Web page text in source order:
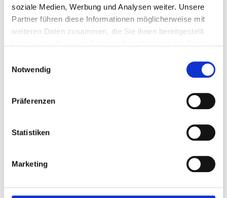
soziale Medien, Werbung und Analysen weiter. Unsere
Partner führen diese Informationen möglicherweise mit
weiteren Daten zusammen, die Sie ihnen bereitgestellt
Notwendig
Präferenzen
Statistiken
Marketing
AZUBI AUSFLUG 2026